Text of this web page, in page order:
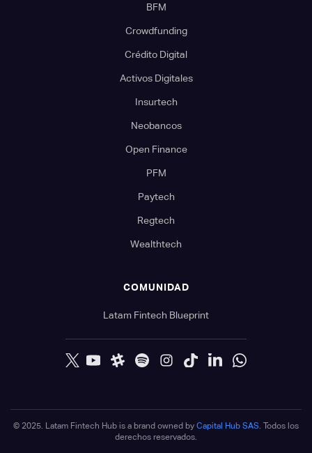
BFM
Crowdfunding
Crédito Digital
Activos Digitales
Insurtech
Neobancos
Open Finance
PFM
Paytech
Regtech
Wealthtech
COMUNIDAD
Latam Fintech Blueprint
© 2025. Latam Fintech Hub is a brand owned by Capital Hub SAS . Todos los
derechos reservados.